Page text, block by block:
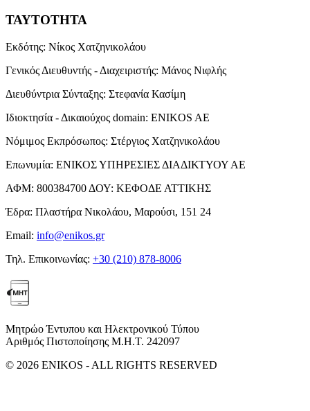
ΤΑΥΤΟΤΗΤΑ
Εκδότης: Νίκος Χατζηνικολάου
Γενικός Διευθυντής - Διαχειριστής: Μάνος Νιφλής
Διευθύντρια Σύνταξης: Στεφανία Κασίμη
Ιδιοκτησία - Δικαιούχος domain: ENIKOS AE
Νόμιμος Εκπρόσωπος: Στέργιος Χατζηνικολάου
Επωνυμία: ΕΝΙΚΟΣ ΥΠΗΡΕΣΙΕΣ ΔΙΑΔΙΚΤΥΟΥ ΑΕ
ΑΦΜ: 800384700 ΔΟΥ: ΚΕΦΟΔΕ ΑΤΤΙΚΗΣ
Έδρα: Πλαστήρα Νικολάου, Μαρούσι, 151 24
Email: info@enikos.gr
Τηλ. Επικοινωνίας: +30 (210) 878-8006
Μητρώο Έντυπου και Ηλεκτρονικού Τύπου
Αριθμός Πιστοποίησης Μ.Η.Τ. 242097
© 2026 ENIKOS - ALL RIGHTS RESERVED